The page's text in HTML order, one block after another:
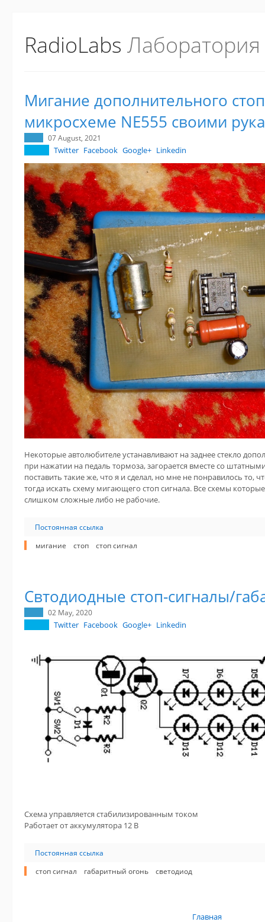
RadioLabs
Мигание дополнительного
микросхеме NE555 своими
07 August, 2021
Twitter Facebook Google+ Linkedin
Некоторые автолюбителе устанавливают на заднее стекло
при нажатии на педаль тормоза, загорается вместе со
поставить такие же, что я и сделал, но мне не понравилось то,
тогда искать схему мигающего стоп сигнала. Все схемы
слишком сложные либо не рабочие.
Постоянная ссылка
мигание
стоп стоп сигнал
Свтодиодные стоп-сигналы/
02 May, 2020
Twitter Facebook Google+ Linkedin
Схема управляется стабилизированным током
Работает от аккумулятора 12 В
Постоянная ссылка
стоп сигнал
габаритный огонь светодиод
Главная